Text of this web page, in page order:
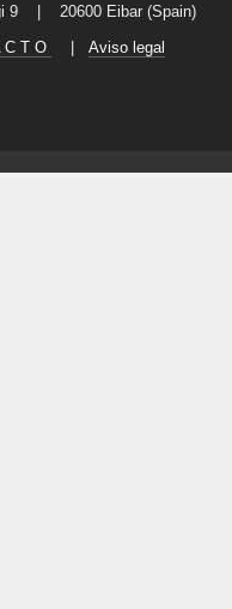
9 | 20600 Eibar (Spain)
C T O Aviso legal